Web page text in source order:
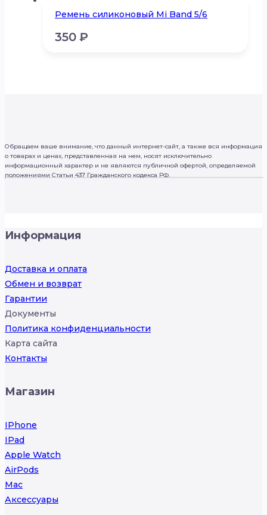
Ремень силиконовый Mi Band 5/6
350 ₽
Обращаем ваше внимание, что данный интернет-сайт, а также вся информация
о товарах и ценах, представленная на нем, носят исключительно
информационный характер и не являются публичной офертой, определяемой
положениями Статьи 437 Гражданского кодекса РФ.
Информация
Доставка и оплата
Обмен и возврат
Гарантии
Документы
Политика конфиденциальности
Карта сайта
Контакты
Магазин
IPhone
IPad
Apple Watch
AirPods
Mac
Аксессуары